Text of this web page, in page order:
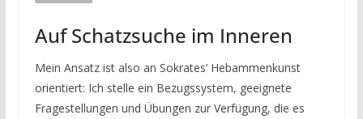
Auf Schatzsuche im Inneren
Mein Ansatz ist also an Sokrates’ Hebammenkunst
orientiert: Ich stelle ein Bezugssystem, geeignete
Fragestellungen und Übungen zur Verfügung, die es